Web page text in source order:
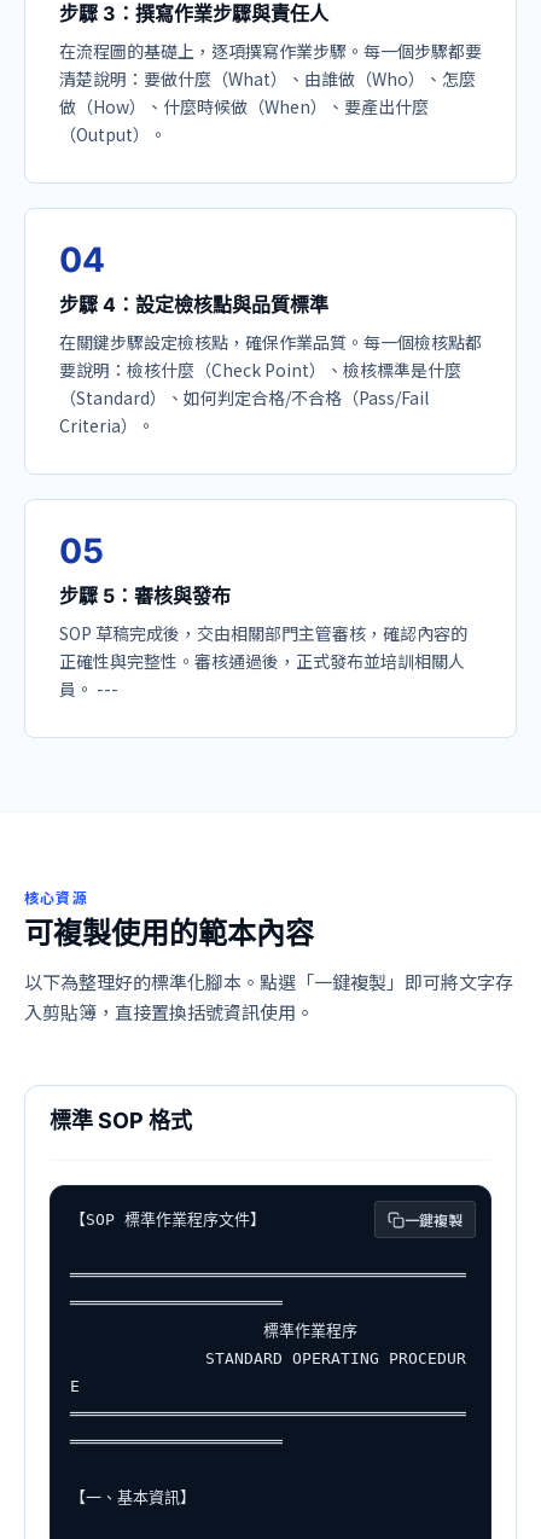
步驟 3：撰寫作業步驟與責任人
在流程圖的基礎上，逐項撰寫作業步驟。每一個步驟都要
清楚說明：要做什麼（What）、由誰做（Who）、怎麼
做（How）、什麼時候做（When）、要產出什麼
（Output）。
04
步驟 4：設定檢核點與品質標準
在關鍵步驟設定檢核點，確保作業品質。每一個檢核點都
要說明：檢核什麼（Check Point）、檢核標準是什麼
（Standard）、如何判定合格/不合格（Pass/Fail
Criteria）。
05
步驟 5：審核與發布
SOP 草稿完成後，交由相關部門主管審核，確認內容的
正確性與完整性。審核通過後，正式發布並培訓相關人
員。 ---
核心資源
可複製使用的範本內容
以下為整理好的標準化腳本。點選「一鍵複製」即可將文字存
入剪貼簿，直接置換括號資訊使用。
標準 SOP 格式
【SOP 標準作業程序文件】
═════════════════════════════════════════
══════════════════════
E
═════════════════════════════════════════
══════════════════════
【一、基本資訊】
一鍵複製